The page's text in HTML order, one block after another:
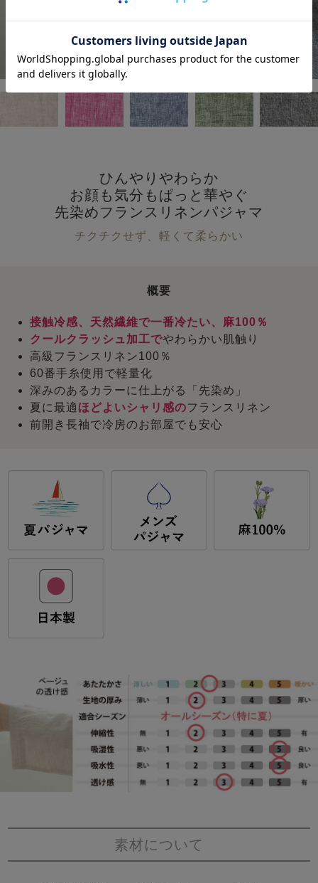
ひんやりやわらか
お顔も気分もぱっと華やぐ
先染めフランスリネンパジャマ
チクチクせず、軽くて柔らかい
概要
接触冷感、天然繊維で一番冷たい、麻100％
クールクラッシュ加工でやわらかい肌触り
高級フランスリネン100％
60番手糸使用で軽量化
深みのあるカラーに仕上がる「先染め」
夏に最適ほどよいシャリ感のフランスリネン
前開き長袖で冷房のお部屋でも安心
素材について